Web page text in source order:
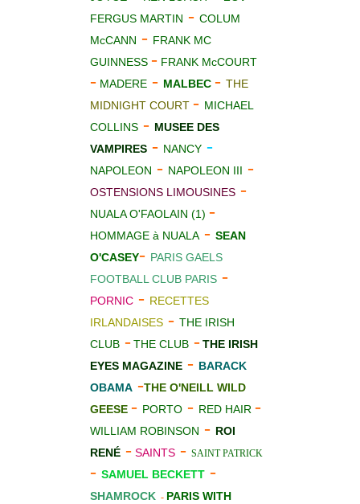
FERGUS MARTIN - COLUM
McCANN - FRANK MC
GUINNESS - FRANK McCOURT
- MADERE - MALBEC - THE
MIDNIGHT COURT - MICHAEL
COLLINS - MUSEE DES
VAMPIRES - NANCY -
NAPOLEON - NAPOLEON III -
OSTENSIONS LIMOUSINES -
NUALA O'FAOLAIN (1) -
HOMMAGE à NUALA - SEAN
O'CASEY- PARIS GAELS
FOOTBALL CLUB PARIS -
PORNIC - RECETTES
IRLANDAISES - THE IRISH
CLUB -THE CLUB -THE IRISH
EYES MAGAZINE - BARACK
OBAMA -THE O'NEILL WILD
GEESE - PORTO - RED HAIR -
WILLIAM ROBINSON - ROI
RENÉ - SAINTS - SAINT PATRICK
- SAMUEL BECKETT -
SHAMROCK - PARIS WITH